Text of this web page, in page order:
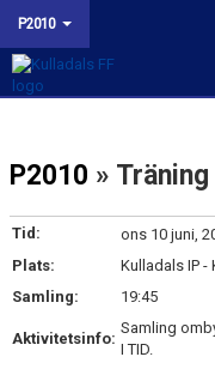
P2010
NYHETER
KALENDER
MATCHER
P2010 » Träning
Tid:
ons 10 juni,
Plats:
Kulladals IP -
Samling:
19:45
Aktivitetsinfo:
Samling
I TID.